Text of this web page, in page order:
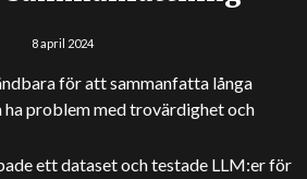
8 april 2024
för att sammanfatta långa
ha problem med trovärdighet och
ett dataset och testade LLM:er för